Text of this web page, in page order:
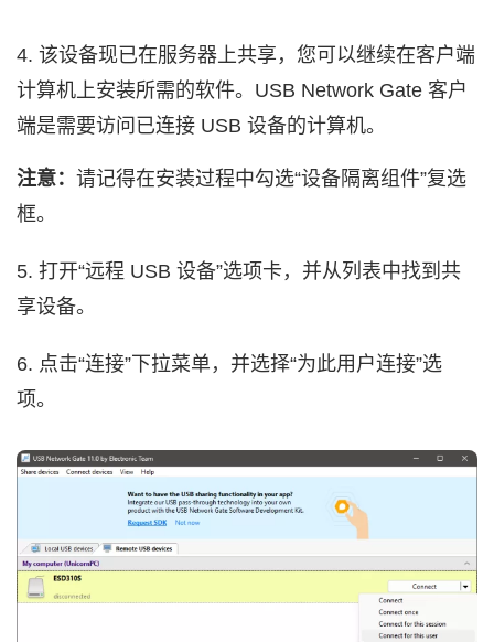
4. 该设备现已在服务器上共享，您可以继续在客户端
计算机上安装所需的软件。USB Network Gate 客户
端是需要访问已连接 USB 设备的计算机。
注意： 请记得在安装过程中勾选“设备隔离组件”复选
框。
5. 打开“远程 USB 设备”选项卡，并从列表中找到共
享设备。
6. 点击“连接”下拉菜单，并选择“为此用户连接”选
项。